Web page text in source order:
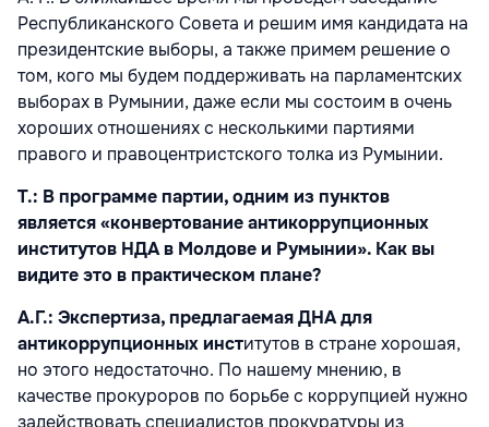
Республиканского Совета и решим имя кандидата на
президентские выборы, а также примем решение о
том, кого мы будем поддерживать на парламентских
выборах в Румынии, даже если мы состоим в очень
хороших отношениях с несколькими партиями
правого и правоцентристского толка из Румынии.
Т.: В программе партии, одним из пунктов
является «конвертование антикоррупционных
институтов НДА в Молдове и Румынии». Как вы
видите это в практическом плане?
A.Г.: Экспертиза, предлагаемая ДНА для
антикоррупционных институтов в стране хорошая,
но этого недостаточно. По нашему мнению, в
качестве прокуроров по борьбе с коррупцией нужно